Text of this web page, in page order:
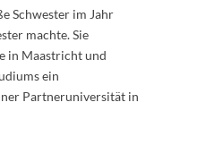
Schwester im Jahr
machte. Sie
in Maastricht und
ein
Partneruniversität in